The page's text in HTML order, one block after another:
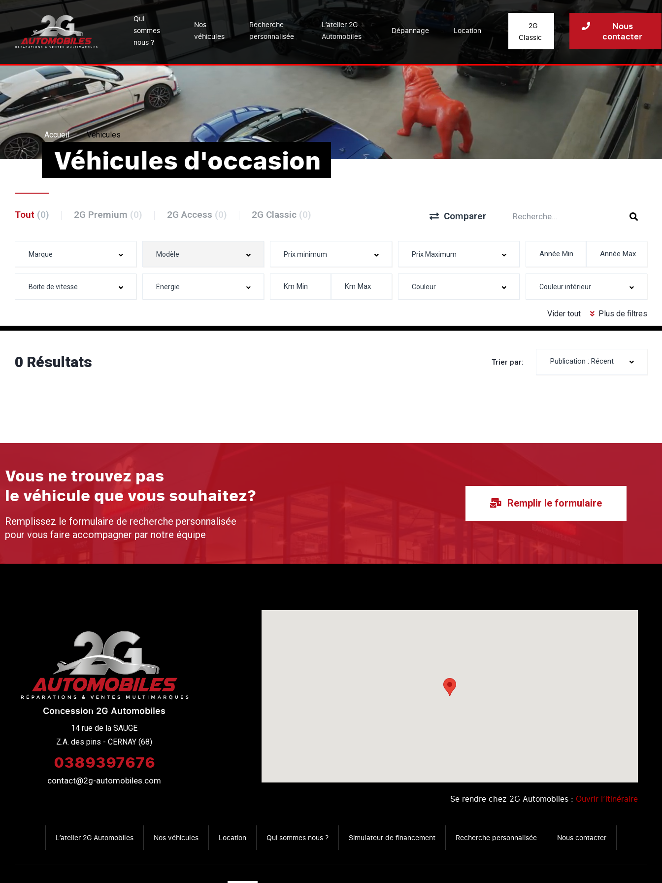
Qui
sommes
nous ?
Nos
véhicules
Recherche
personnalisée
L’atelier 2G
Automobiles
Dépannage Location
2G
Classic
Nous
contacter
Accueil Véhicules
Véhicules d'occasion
Vider tout Plus de filtres
Tout (0) 2G Premium (0) 2G Access (0) 2G Classic (0) Comparer
0 Résultats Trier par: Publication : Récent
Vous ne trouvez pas
le véhicule que vous souhaitez?
Remplissez le formulaire de recherche personnalisée
pour vous faire accompagner par notre équipe
Remplir le formulaire
Concession 2G Automobiles
14 rue de la SAUGE
Z.A. des pins - CERNAY (68)
0389397676
contact@2g-automobiles.com
Se rendre chez 2G Automobiles : Ouvrir l’itinéraire
L’atelier 2G Automobiles Nos véhicules Location Qui sommes nous ? Simulateur de financement Recherche personnalisée Nous contacter